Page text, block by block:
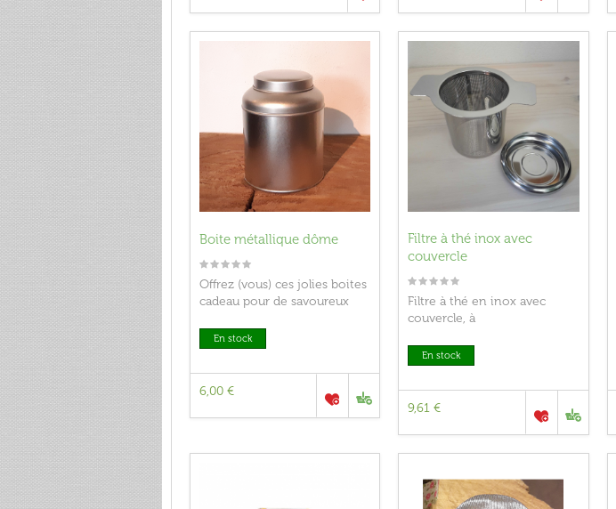
Boite métallique dôme
Offrez (vous) ces jolies boites
cadeau pour de savoureux
En stock
6,00 €
Filtre à thé inox avec
couvercle
Filtre à thé en inox avec
couvercle, à
mug !Le couvercle permet
une meilleure...
En stock
9,61 €